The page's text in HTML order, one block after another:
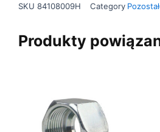
SKU 84108009H Category
Produkty